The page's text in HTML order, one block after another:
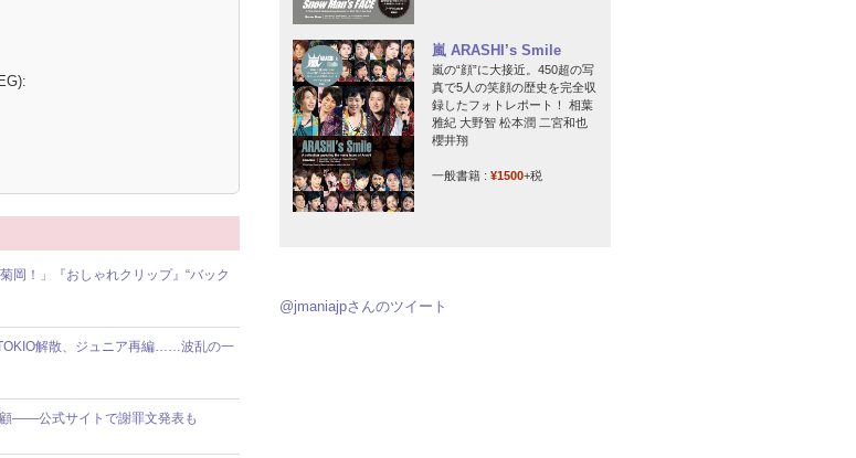
岡！」『おしゃれクリップ』“バック
解散、ジュニア再編……波乱の一
顧――公式サイトで謝罪文発表も
嵐 ARASHI’s Smile
嵐の“顔”に大接近。450超の写
真で5人の笑顔の歴史を完全収
録したフォトレポート！ 相葉
雅紀 大野智 松本潤 二宮和也
櫻井翔
一般書籍 : ¥1500+税
@jmaniajpさんのツイート